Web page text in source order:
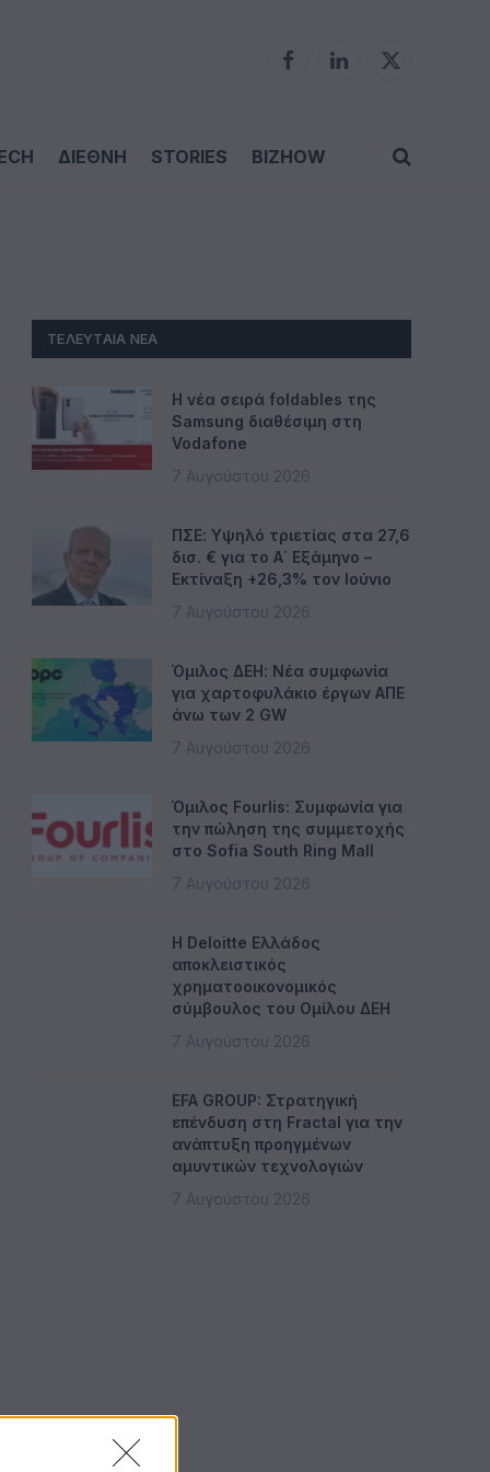
FacebookLinkedIn
X
ΔΙΕΘΝΗ STORIES BIZHOW
ΤΕΛΕΥΤΑΊΑ ΝΈΑ
Η νέα σειρά foldables της
Samsung διαθέσιμη στη
Vodafone
7 Αυγούστου 2026
ΠΣΕ: Υψηλό τριετίας στα 27,6
δισ. € για το Α΄ Εξάμηνο –
Εκτίναξη +26,3% τον Ιούνιο
7 Αυγούστου 2026
Όμιλος ΔΕΗ: Νέα συμφωνία
για χαρτοφυλάκιο έργων ΑΠΕ
άνω των 2 GW
7 Αυγούστου 2026
Όμιλος Fourlis: Συμφωνία για
την πώληση της συμμετοχής
στο Sofia South Ring Mall
7 Αυγούστου 2026
Η Deloitte Ελλάδος
αποκλειστικός
χρηματοοικονομικός
σύμβουλος του Ομίλου ΔΕΗ
7 Αυγούστου 2026
EFA GROUP: Στρατηγική
επένδυση στη Fractal για την
ανάπτυξη προηγμένων
αμυντικών τεχνολογιών
7 Αυγούστου 2026